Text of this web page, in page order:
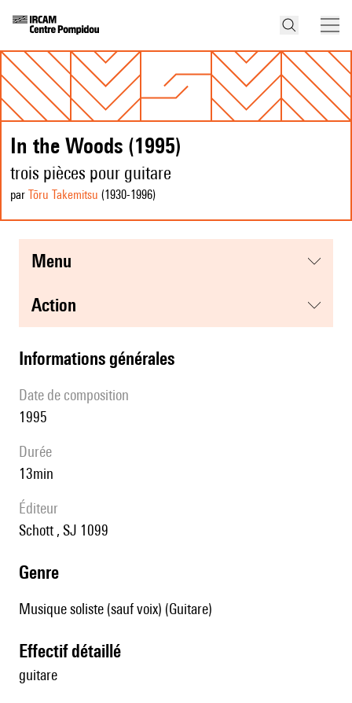
In the Woods (1995)
trois pièces pour guitare
par Tōru Takemitsu (1930-1996)
menu
action
informations générales
date de composition
1995
durée
13min
éditeur
Schott , SJ 1099
genre
Musique soliste (sauf voix) (Guitare)
effectif détaillé
guitare